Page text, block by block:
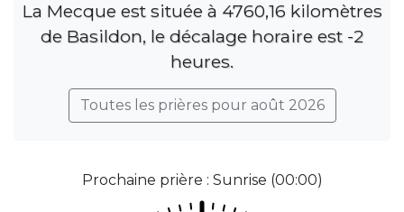
La Mecque est située à 4760,16 kilomètres
de Basildon, le décalage horaire est -2
heures.
Toutes les prières pour août 2026
Prochaine prière : Sunrise (00:00)